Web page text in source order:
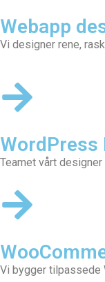
Webapp
Vi designer rene,
Teamet vårt designer
Vi bygger tilpassede